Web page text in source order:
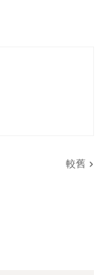
較舊